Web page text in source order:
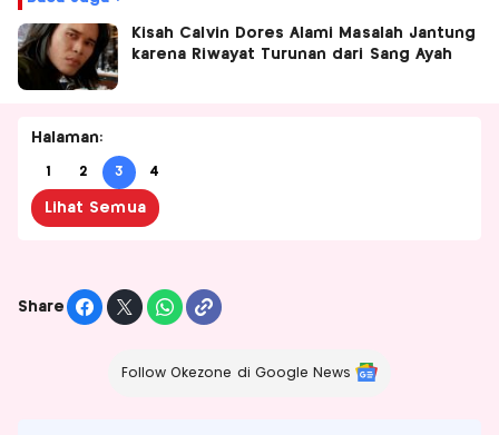
Kisah Calvin Dores Alami Masalah Jantung
karena Riwayat Turunan dari Sang Ayah
Halaman:
1 2 3 4
Lihat Semua
Share
Follow Okezone di Google News